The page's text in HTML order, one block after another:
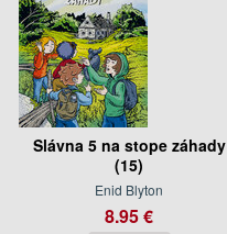
Slávna 5 na stope záhady
(15)
Enid Blyton
8.95 €